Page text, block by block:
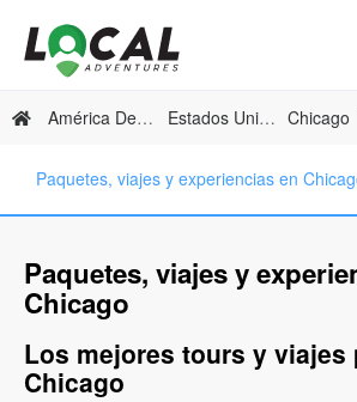
América Del Norte Estados Unidos Chicago
Paquetes, viajes y experiencias en
Paquetes, viajes y
Chicago
Los mejores tours y viajes
Chicago